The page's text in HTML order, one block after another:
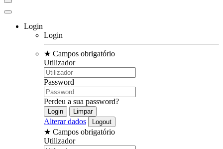
Login
Login
★ Campos obrigatório
Utilizador
Password
Perdeu a sua password?
Alterar dados
★ Campos obrigatório
Utilizador